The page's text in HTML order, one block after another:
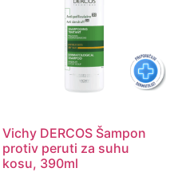
Vichy DERCOS Šampon
protiv peruti za suhu
kosu, 390ml